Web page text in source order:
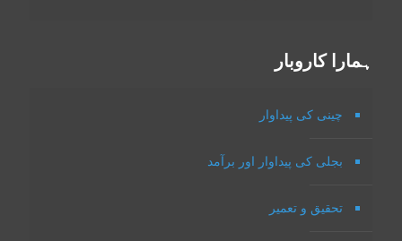
ہمارا کاروبار
چینی کی پیداوار
بجلی کی پیداوار اور برآمد
تحقیق و تعمیر